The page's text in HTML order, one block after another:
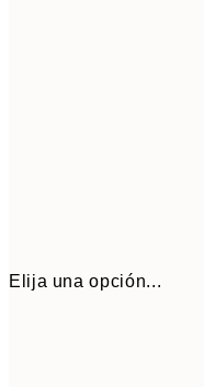
Elija una opción...